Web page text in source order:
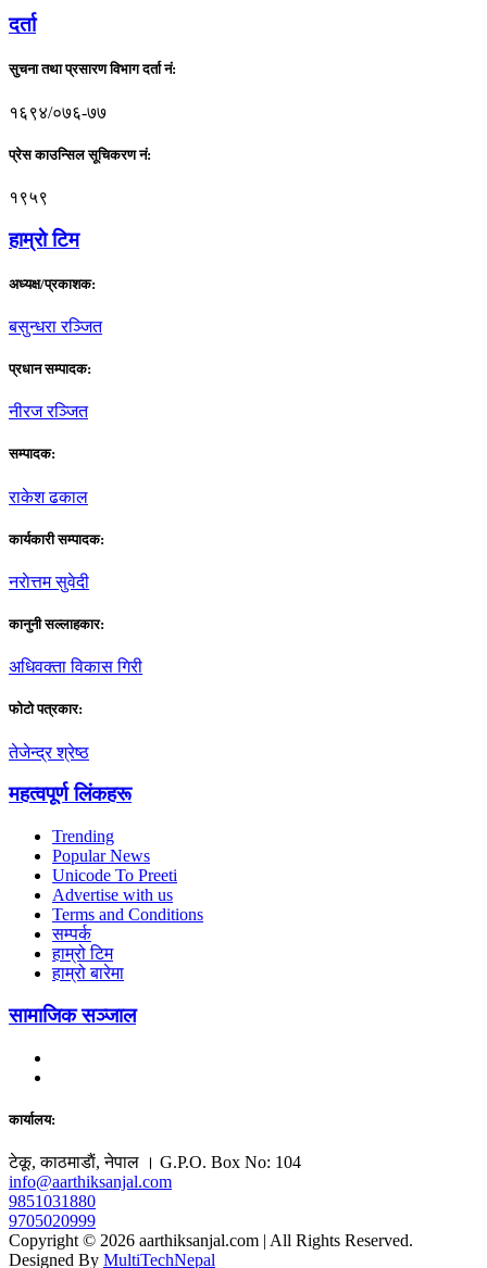
दर्ता
सुचना तथा प्रसारण विभाग दर्ता नं:
१६९४/०७६-७७
प्रेस काउन्सिल सूचिकरण नं:
१९५९
हाम्राे टिम
अध्यक्ष/प्रकाशक:
बसुन्धरा रञ्जित
प्रधान सम्पादक:
नीरज रञ्जित
सम्पादक:
राकेश ढकाल
कार्यकारी सम्पादक:
नराेत्तम सुवेदी
कानुनी सल्लाहकार:
अधिवक्ता विकास गिरी
फाेटाे पत्रकार:
तेजेन्द्र श्रेष्ठ
महत्वपूर्ण लिंकहरू
Trending
Popular News
Unicode To Preeti
Advertise with us
Terms and Conditions
सम्पर्क
हाम्रो टिम
हाम्रो बारेमा
सामाजिक सञ्जाल
कार्यालय:
टेकू, काठमाडाैं, नेपाल । G.P.O. Box No: 104
info@aarthiksanjal.com
9851031880
9705020999
Copyright © 2026 aarthiksanjal.com | All Rights Reserved.
Designed By MultiTechNepal